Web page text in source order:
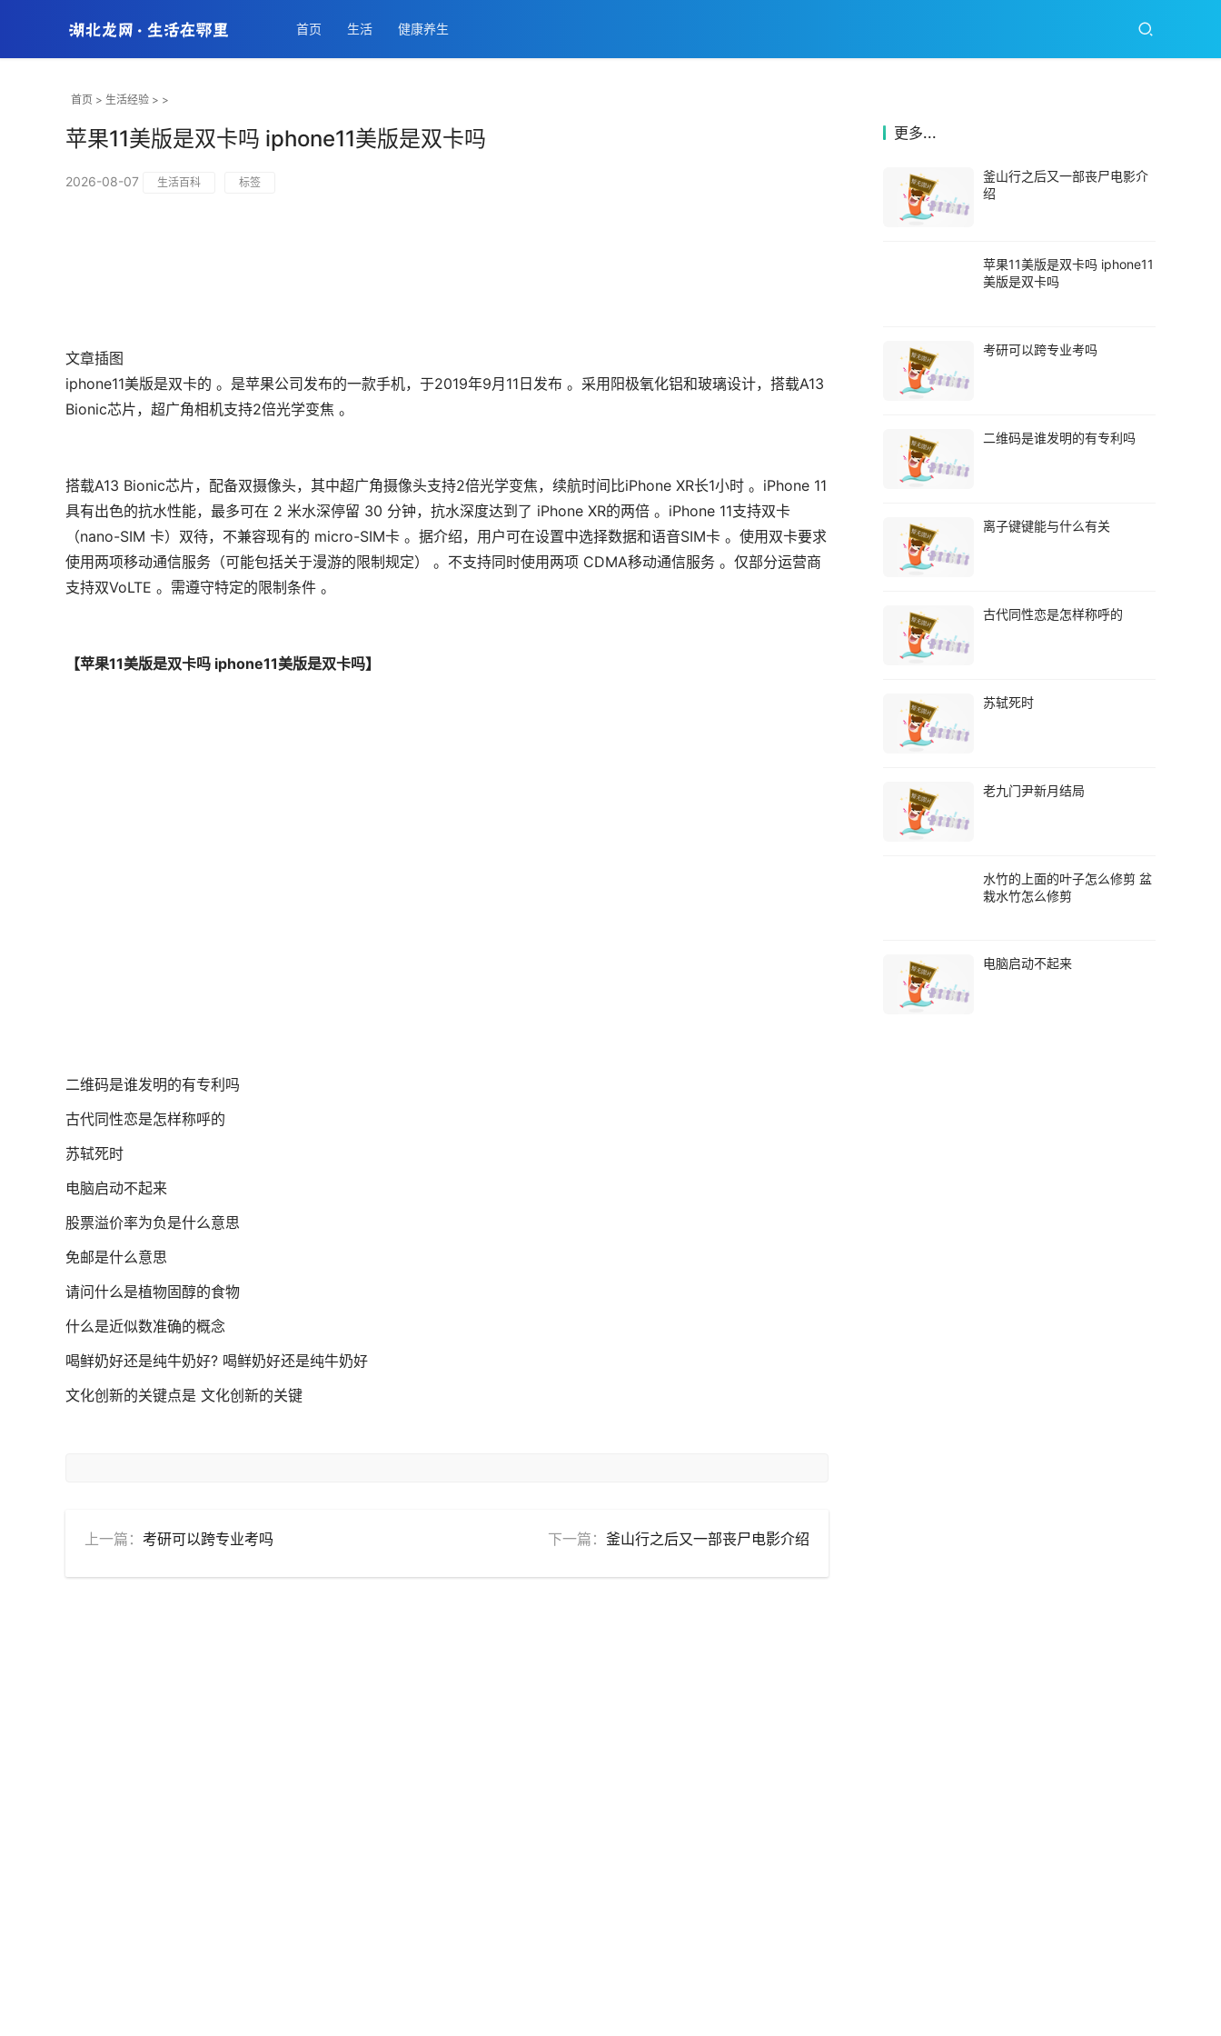
首页 生活 健康养生
首页 > 生活经验 > >
苹果11美版是双卡吗 iphone11美版是双卡吗
2026-08-07 生活百科 标签
文章插图
iphone11美版是双卡的 。是苹果公司发布的一款手机，于2019年9月11日发布 。采用阳极氧化铝和玻璃设计，搭载A13
Bionic芯片，超广角相机支持2倍光学变焦 。
搭载A13 Bionic芯片，配备双摄像头，其中超广角摄像头支持2倍光学变焦，续航时间比iPhone XR长1小时 。iPhone 11
具有出色的抗水性能，最多可在 2 米水深停留 30 分钟，抗水深度达到了 iPhone XR的两倍 。iPhone 11支持双卡
（nano-SIM 卡）双待，不兼容现有的 micro-SIM卡 。据介绍，用户可在设置中选择数据和语音SIM卡 。使用双卡要求
使用两项移动通信服务（可能包括关于漫游的限制规定） 。不支持同时使用两项 CDMA移动通信服务 。仅部分运营商
支持双VoLTE 。需遵守特定的限制条件 。
【苹果11美版是双卡吗 iphone11美版是双卡吗】
二维码是谁发明的有专利吗
古代同性恋是怎样称呼的
苏轼死时
电脑启动不起来
股票溢价率为负是什么意思
免邮是什么意思
请问什么是植物固醇的食物
什么是近似数准确的概念
喝鲜奶好还是纯牛奶好? 喝鲜奶好还是纯牛奶好
文化创新的关键点是 文化创新的关键
上一篇： 考研可以跨专业考吗 下一篇： 釜山行之后又一部丧尸电影介绍
更多...
釜山行之后又一部丧尸电影介
绍
苹果11美版是双卡吗 iphone11
美版是双卡吗
考研可以跨专业考吗
二维码是谁发明的有专利吗
离子键键能与什么有关
古代同性恋是怎样称呼的
苏轼死时
老九门尹新月结局
水竹的上面的叶子怎么修剪 盆
栽水竹怎么修剪
电脑启动不起来